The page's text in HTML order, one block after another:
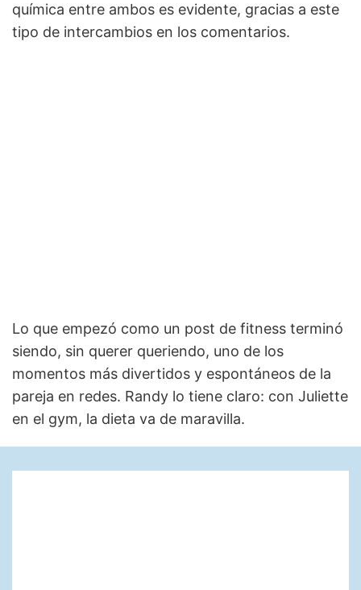
química entre ambos es evidente, gracias a este
tipo de intercambios en los comentarios.
Lo que empezó como un post de fitness terminó
siendo, sin querer queriendo, uno de los
momentos más divertidos y espontáneos de la
pareja en redes. Randy lo tiene claro: con Juliette
en el gym, la dieta va de maravilla.